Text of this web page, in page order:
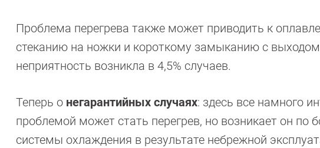
Проблема перегрева также может приводить к
стеканию на ножки и короткому замыканию с
неприятность возникла в 4,5% случаев.
Теперь о негарантийных случаях: здесь все намного
проблемой может стать перегрев, но возникает он по
системы охлаждения в результате небрежной